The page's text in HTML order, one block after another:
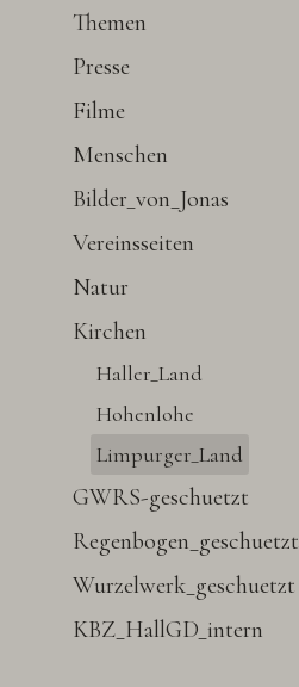
Themen
Presse
Filme
Menschen
Bilder_von_Jonas
Vereinsseiten
Natur
Kirchen
Haller_Land
Hohenlohe
Limpurger_Land
GWRS-geschuetzt
Regenbogen_geschuetzt
Wurzelwerk_geschuetzt
KBZ_HallGD_intern